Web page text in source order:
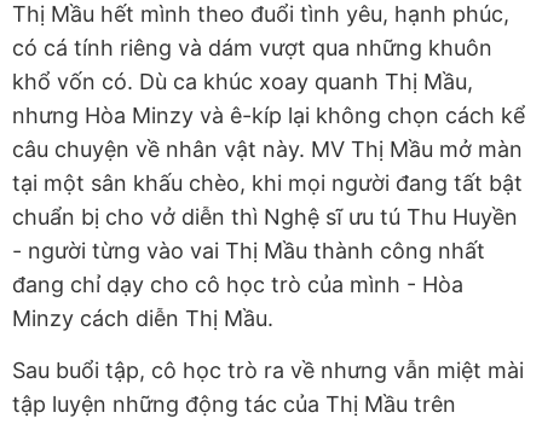
Thị Mầu hết mình theo đuổi tình yêu, hạnh phúc,
có cá tính riêng và dám vượt qua những khuôn
khổ vốn có. Dù ca khúc xoay quanh Thị Mầu,
nhưng Hòa Minzy và ê-kíp lại không chọn cách kể
câu chuyện về nhân vật này. MV Thị Mầu mở màn
tại một sân khấu chèo, khi mọi người đang tất bật
chuẩn bị cho vở diễn thì Nghệ sĩ ưu tú Thu Huyền
- người từng vào vai Thị Mầu thành công nhất
đang chỉ dạy cho cô học trò của mình - Hòa
Minzy cách diễn Thị Mầu.
Sau buổi tập, cô học trò ra về nhưng vẫn miệt mài
tập luyện những động tác của Thị Mầu trên